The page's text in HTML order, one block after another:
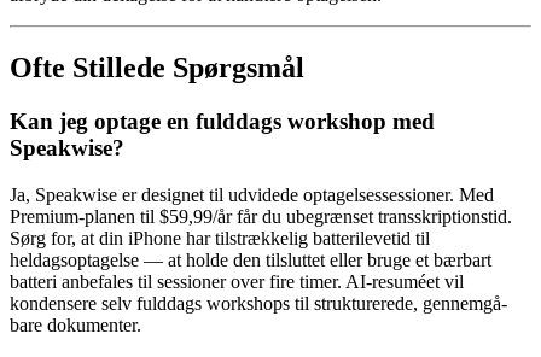
Ofte Stillede Spørgsmål
Kan jeg optage en fulddags workshop med
Speakwise?
Ja, Speakwise er designet til udvidede optagelsessessioner. Med
Premium-planen til $59,99/år får du ubegrænset transskriptionstid.
Sørg for, at din iPhone har tilstrækkelig batterilevetid til
heldagsoptagelse — at holde den tilsluttet eller bruge et bærbart
batteri anbefales til sessioner over fire timer. AI-resuméet vil
kondensere selv fulddags workshops til strukturerede, gennemgå­
bare dokumenter.